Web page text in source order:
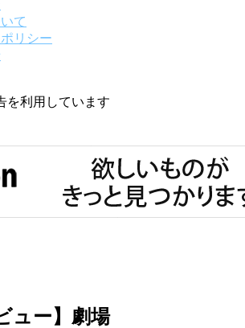
て
リシー
を利用しています
ュー】劇場